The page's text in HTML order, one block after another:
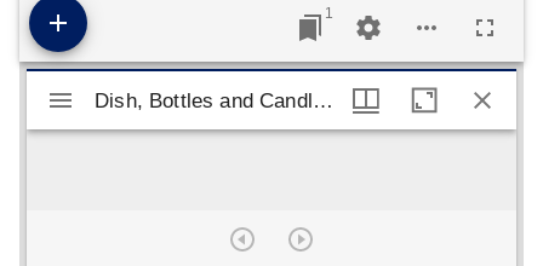
1
Mirador viewer
Dish, Bottles and Candlestick
Dish, Bottles and Candlestick